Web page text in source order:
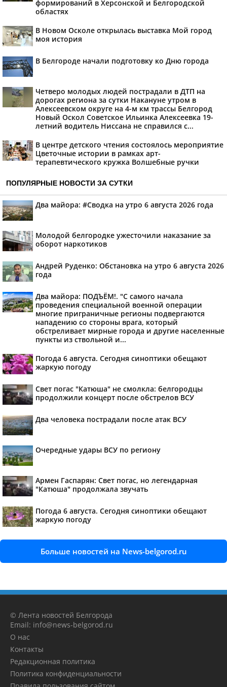
формирований в Херсонской и Белгородской
областях
В Новом Осколе открылась выставка Мой город
моя история
В Белгороде начали подготовку ко Дню города
Четверо молодых людей пострадали в ДТП на
дорогах региона за сутки Накануне утром в
Алексеевском округе на 4-м км трассы Белгород
Новый Оскол Советское Ильинка Алексеевка 19-
летний водитель Ниссана не справился с...
В центре детского чтения состоялось мероприятие
Цветочные истории в рамках арт-
терапевтического кружка Волшебные ручки
ПОПУЛЯРНЫЕ НОВОСТИ ЗА СУТКИ
Два майора: #Сводка на утро 6 августа 2026 года
Молодой белгородке ужесточили наказание за
оборот наркотиков
Андрей Руденко: Обстановка на утро 6 августа 2026
года
Два майора: ПОДЪЁМ!. "С самого начала
проведения специальной военной операции
многие приграничные регионы подвергаются
нападению со стороны врага, который
обстреливает мирные города и другие населенные
пункты из ствольной и...
Погода 6 августа. Сегодня синоптики обещают
жаркую погоду
Свет погас "Катюша" не смолкла: белгородцы
продолжили концерт после обстрелов ВСУ
Два человека пострадали после атак ВСУ
Очередные удары ВСУ по региону
Армен Гаспарян: Свет погас, но легендарная
"Катюша" продолжала звучать
Погода 6 августа. Сегодня синоптики обещают
жаркую погоду
Больше новостей на News-belgorod.ru
© Лента новостей Белгорода
Email: info@news-belgorod.ru
О нас
Контакты
Редакционная политика
Политика конфиденциальности